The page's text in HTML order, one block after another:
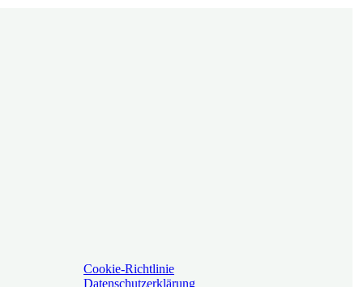
Cookie-Richtlinie
Datenschutzerklärung